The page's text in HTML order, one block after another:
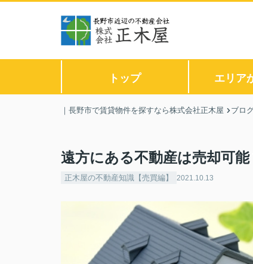
トップ エリア
｜長野市で賃貸物件を探すなら株式会社正木屋 ブロ
遠方にある不動産は売却可
正木屋の不動産知識【売買編】 2021.10.13